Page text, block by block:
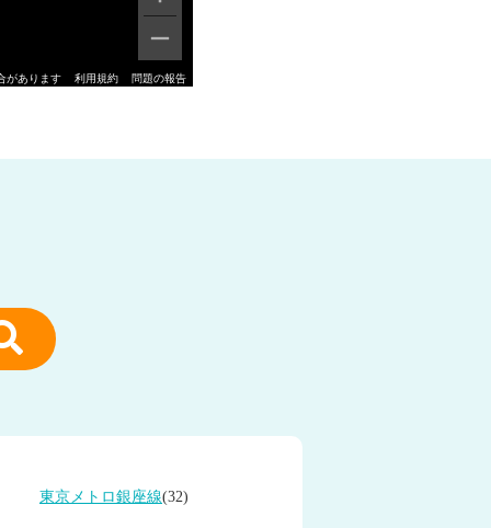
があります 利用規約 問題の報告
東京メトロ銀座線(32)